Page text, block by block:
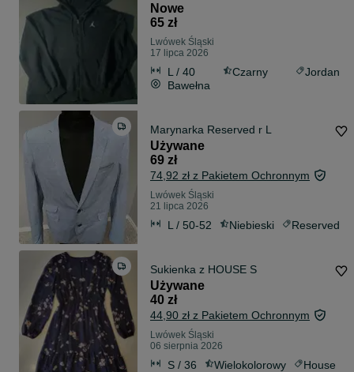
Nowe
65 zł
Lwówek Śląski
17 lipca 2026
L / 40 Czarny
Jordan
Bawełna
Marynarka Reserved r L
Używane
69 zł
74,92 zł z Pakietem Ochronnym
Lwówek Śląski
21 lipca 2026
L / 50-52 Niebieski Reserved
Sukienka z HOUSE S
Używane
40 zł
44,90 zł z Pakietem Ochronnym
Lwówek Śląski
06 sierpnia 2026
S / 36 Wielokolorowy House